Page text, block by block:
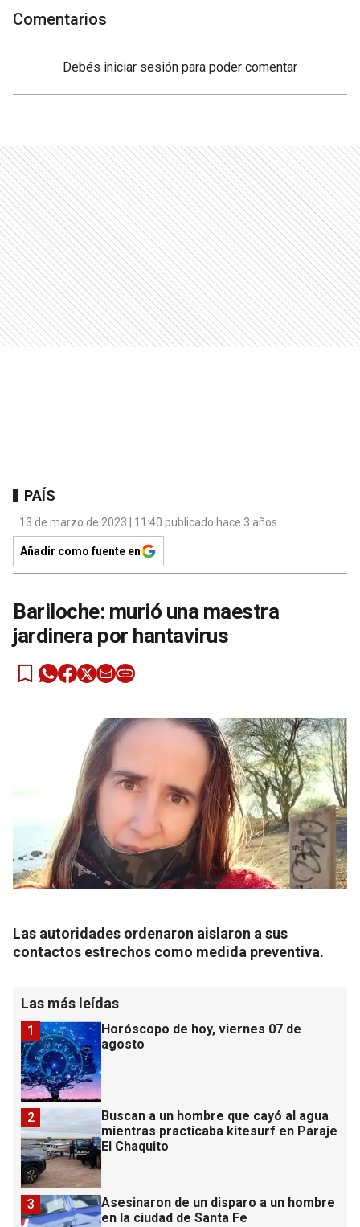
Comentarios
Debés iniciar sesión para poder comentar
PAÍS
13 de marzo de 2023 | 11:40 publicado hace 3 años
Añadir como fuente en
Bariloche: murió una maestra
jardinera por hantavirus
Las autoridades ordenaron aislaron a sus
contactos estrechos como medida preventiva.
Las más leídas
Horóscopo de hoy, viernes 07 de
agosto
1
Buscan a un hombre que cayó al agua
mientras practicaba kitesurf en Paraje
El Chaquito
2
Asesinaron de un disparo a un hombre
en la ciudad de Santa Fe
3